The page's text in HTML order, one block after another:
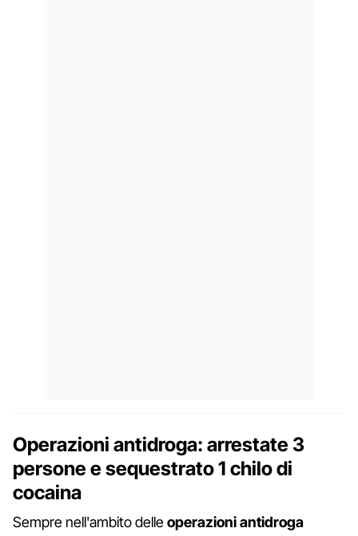
Operazioni antidroga: arrestate 3
persone e sequestrato 1 chilo di
cocaina
Sempre nell'ambito delleoperazioni antidroga